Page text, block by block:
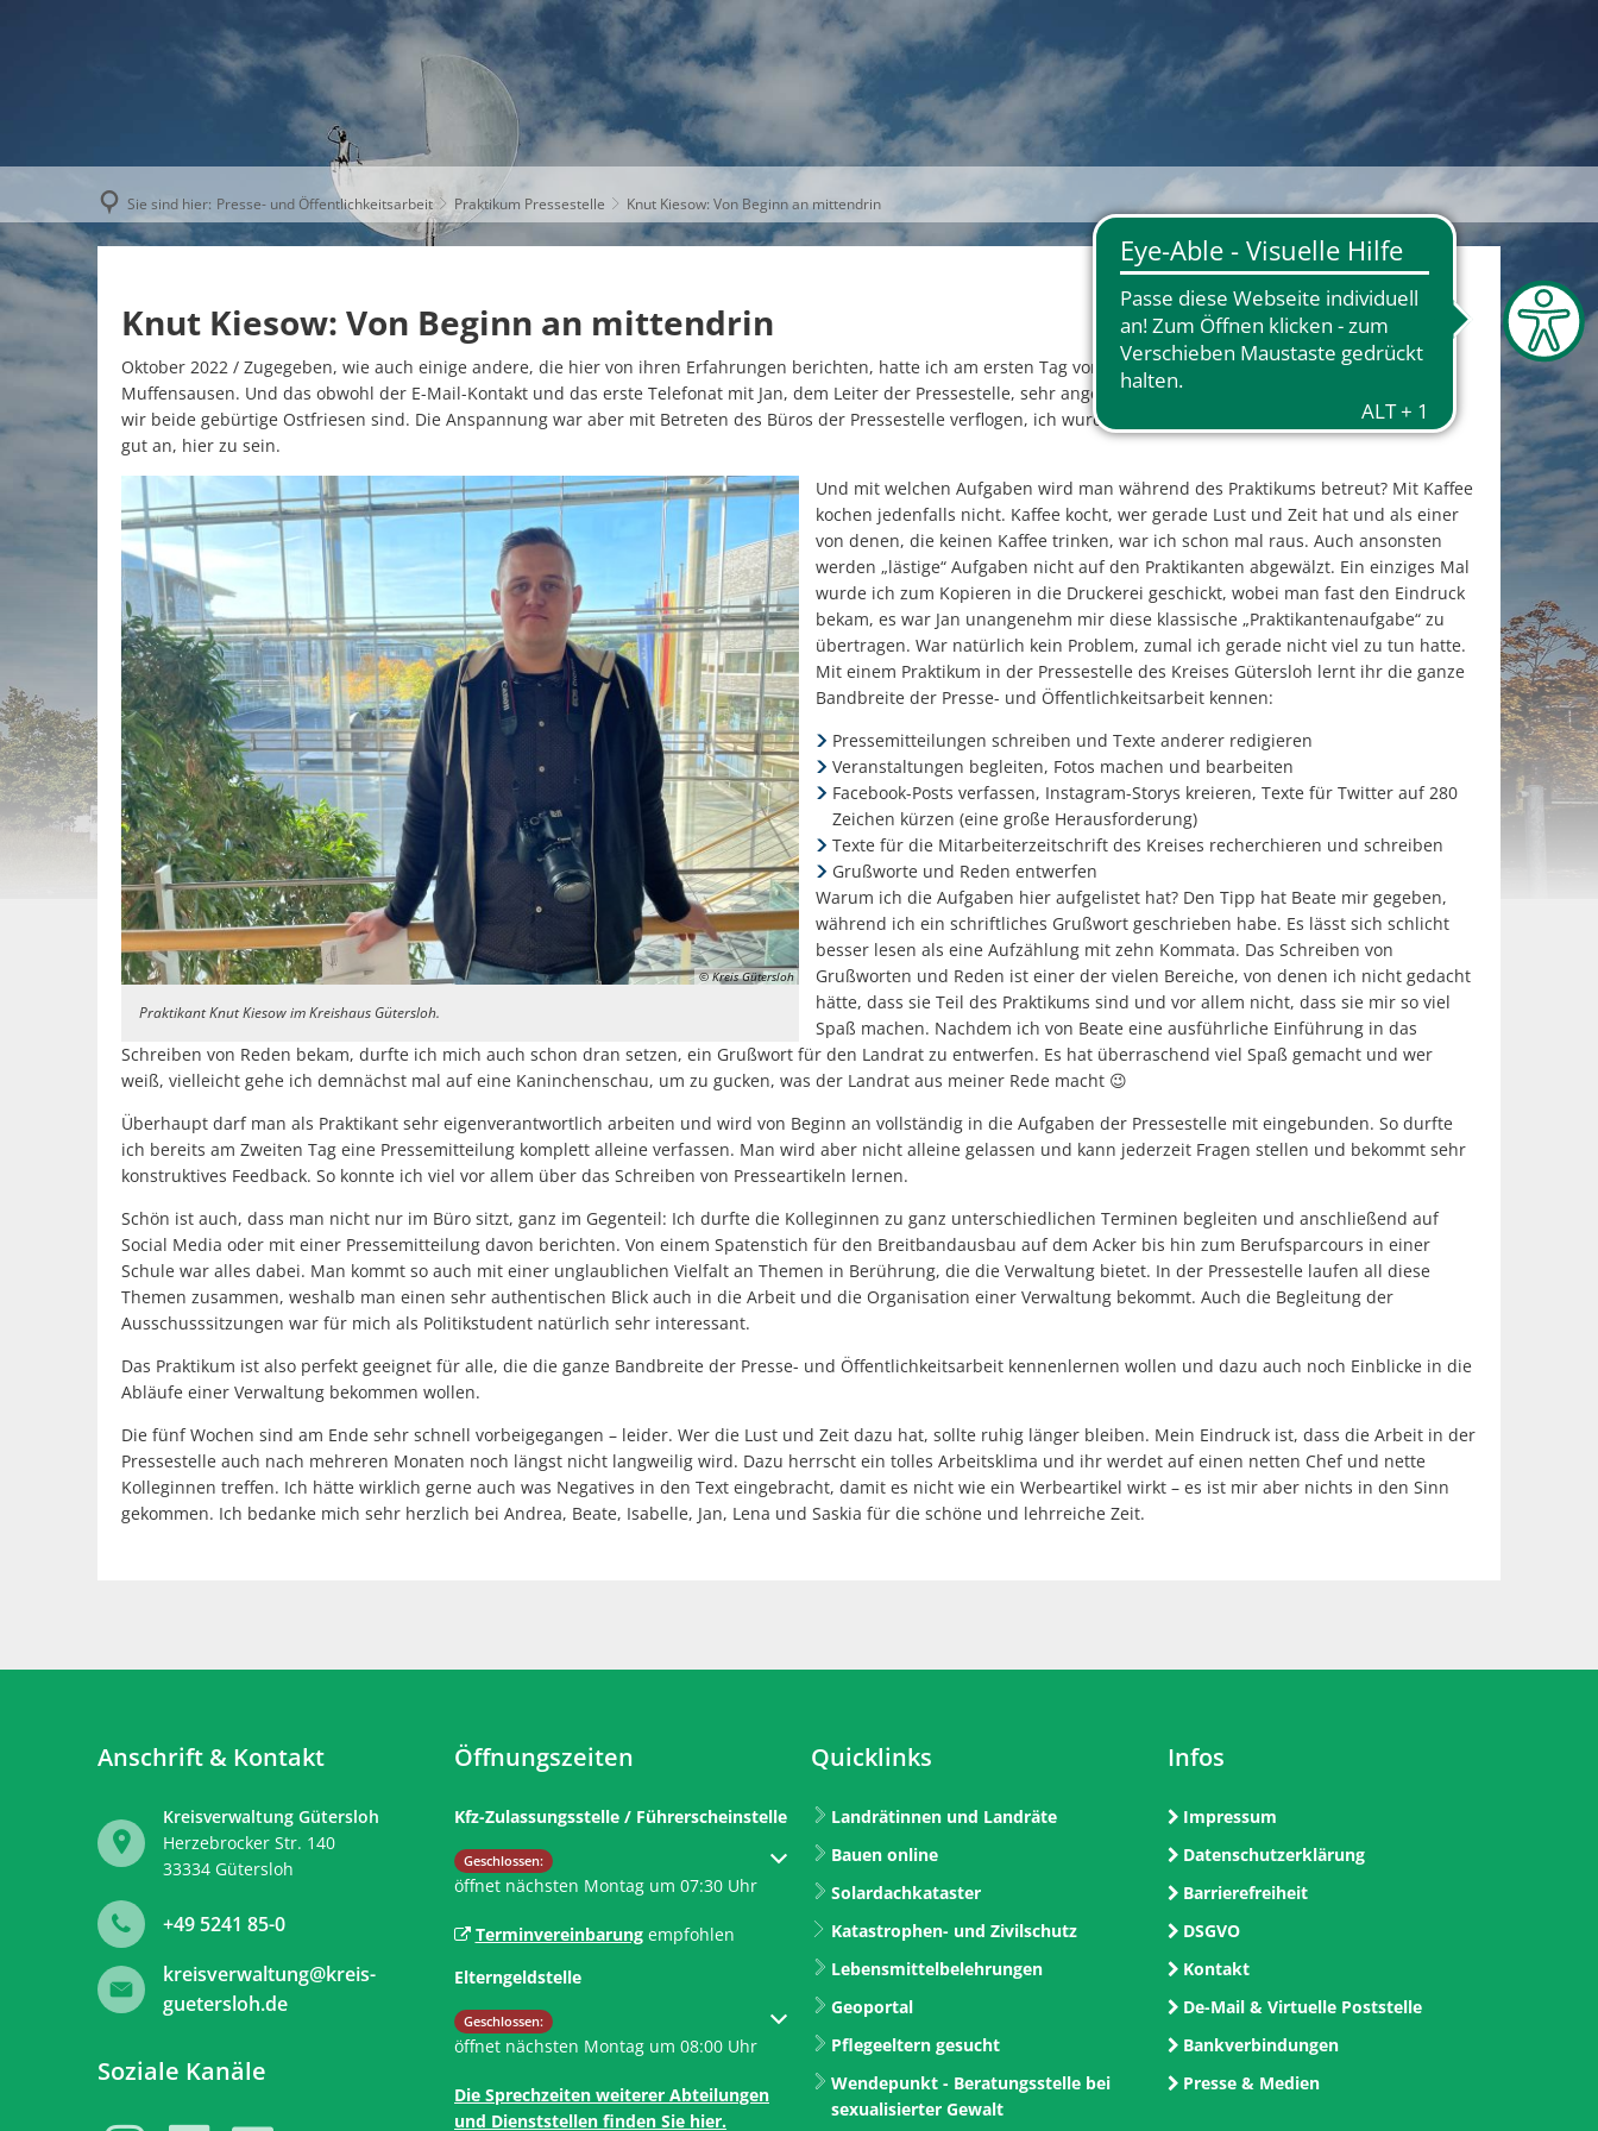
AKTUELLES THEMEN UNSER KREIS KARRIERE
Sie sind hier: Presse- und Öffentlichkeitsarbeit Praktikum Pressestelle Knut Kiesow: Von Beginn an mittendrin
Knut Kiesow: Von Beginn an mittendrin
Oktober 2022 / Zugegeben, wie auch einige andere, die hier von ihren Erfahrungen berichten, hatte ich am ersten Tag vor Ankunft im Kreishaus ziemliches
Muffensausen. Und das obwohl der E-Mail-Kontakt und das erste Telefonat mit Jan, dem Leiter der Pressestelle, sehr angenehm war. Das mag auch daran liegen, dass
wir beide gebürtige Ostfriesen sind. Die Anspannung war aber mit Betreten des Büros der Pressestelle verflogen, ich wurde nett empfangen und es fühlte sich gleich
gut an, hier zu sein.
© Kreis Gütersloh
Praktikant Knut Kiesow im Kreishaus Gütersloh.
Und mit welchen Aufgaben wird man während des Praktikums betreut? Mit Kaffee
kochen jedenfalls nicht. Kaffee kocht, wer gerade Lust und Zeit hat und als einer
von denen, die keinen Kaffee trinken, war ich schon mal raus. Auch ansonsten
werden „lästige“ Aufgaben nicht auf den Praktikanten abgewälzt. Ein einziges Mal
wurde ich zum Kopieren in die Druckerei geschickt, wobei man fast den Eindruck
bekam, es war Jan unangenehm mir diese klassische „Praktikantenaufgabe“ zu
übertragen. War natürlich kein Problem, zumal ich gerade nicht viel zu tun hatte.
Mit einem Praktikum in der Pressestelle des Kreises Gütersloh lernt ihr die ganze
Bandbreite der Presse- und Öffentlichkeitsarbeit kennen:
Pressemitteilungen schreiben und Texte anderer redigieren
Veranstaltungen begleiten, Fotos machen und bearbeiten
Facebook-Posts verfassen, Instagram-Storys kreieren, Texte für Twitter auf 280
Zeichen kürzen (eine große Herausforderung)
Texte für die Mitarbeiterzeitschrift des Kreises recherchieren und schreiben
Grußworte und Reden entwerfen
Warum ich die Aufgaben hier aufgelistet hat? Den Tipp hat Beate mir gegeben,
während ich ein schriftliches Grußwort geschrieben habe. Es lässt sich schlicht
besser lesen als eine Aufzählung mit zehn Kommata. Das Schreiben von
Grußworten und Reden ist einer der vielen Bereiche, von denen ich nicht gedacht
hätte, dass sie Teil des Praktikums sind und vor allem nicht, dass sie mir so viel
Spaß machen. Nachdem ich von Beate eine ausführliche Einführung in das
Schreiben von Reden bekam, durfte ich mich auch schon dran setzen, ein Grußwort für den Landrat zu entwerfen. Es hat überraschend viel Spaß gemacht und wer
weiß, vielleicht gehe ich demnächst mal auf eine Kaninchenschau, um zu gucken, was der Landrat aus meiner Rede macht 😉
Überhaupt darf man als Praktikant sehr eigenverantwortlich arbeiten und wird von Beginn an vollständig in die Aufgaben der Pressestelle mit eingebunden. So durfte
ich bereits am Zweiten Tag eine Pressemitteilung komplett alleine verfassen. Man wird aber nicht alleine gelassen und kann jederzeit Fragen stellen und bekommt sehr
konstruktives Feedback. So konnte ich viel vor allem über das Schreiben von Presseartikeln lernen.
Schön ist auch, dass man nicht nur im Büro sitzt, ganz im Gegenteil: Ich durfte die Kolleginnen zu ganz unterschiedlichen Terminen begleiten und anschließend auf
Social Media oder mit einer Pressemitteilung davon berichten. Von einem Spatenstich für den Breitbandausbau auf dem Acker bis hin zum Berufsparcours in einer
Schule war alles dabei. Man kommt so auch mit einer unglaublichen Vielfalt an Themen in Berührung, die die Verwaltung bietet. In der Pressestelle laufen all diese
Themen zusammen, weshalb man einen sehr authentischen Blick auch in die Arbeit und die Organisation einer Verwaltung bekommt. Auch die Begleitung der
Ausschusssitzungen war für mich als Politikstudent natürlich sehr interessant.
Das Praktikum ist also perfekt geeignet für alle, die die ganze Bandbreite der Presse- und Öffentlichkeitsarbeit kennenlernen wollen und dazu auch noch Einblicke in die
Abläufe einer Verwaltung bekommen wollen.
Die fünf Wochen sind am Ende sehr schnell vorbeigegangen – leider. Wer die Lust und Zeit dazu hat, sollte ruhig länger bleiben. Mein Eindruck ist, dass die Arbeit in der
Pressestelle auch nach mehreren Monaten noch längst nicht langweilig wird. Dazu herrscht ein tolles Arbeitsklima und ihr werdet auf einen netten Chef und nette
Kolleginnen treffen. Ich hätte wirklich gerne auch was Negatives in den Text eingebracht, damit es nicht wie ein Werbeartikel wirkt – es ist mir aber nichts in den Sinn
gekommen. Ich bedanke mich sehr herzlich bei Andrea, Beate, Isabelle, Jan, Lena und Saskia für die schöne und lehrreiche Zeit.
Anschrift & Kontakt
Kreisverwaltung Gütersloh
Herzebrocker Str. 140
33334 Gütersloh
+49 5241 85-0
kreisverwaltung@kreis-
guetersloh.de
Soziale Kanäle
Öffnungszeiten
Kfz-Zulassungsstelle / Führerscheinstelle
Klicken, um weitere Öffnungs- oder Schließzeiten auszublenden
Geschlossen:
öffnet nächsten Montag um 07:30 Uhr
Terminvereinbarungempfohlen
Elterngeldstelle
Klicken, um weitere Öffnungs- oder Schließzeiten auszublenden
Geschlossen:
öffnet nächsten Montag um 08:00 Uhr
Die Sprechzeiten weiterer Abteilungen
und Dienststellen finden Sie hier.
Quicklinks
Landrätinnen und Landräte
Bauen online
Solardachkataster
Katastrophen- und Zivilschutz
Lebensmittelbelehrungen
Geoportal
Pflegeeltern gesucht
Wendepunkt - Beratungsstelle bei
sexualisierter Gewalt
Infos
Impressum
Datenschutzerklärung
Barrierefreiheit
DSGVO
Kontakt
De-Mail & Virtuelle Poststelle
Bankverbindungen
Presse & Medien